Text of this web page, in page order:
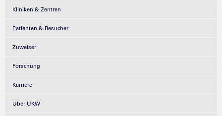
Kliniken & Zentren
Patienten & Besucher
Zuweiser
Forschung
Karriere
Über UKW